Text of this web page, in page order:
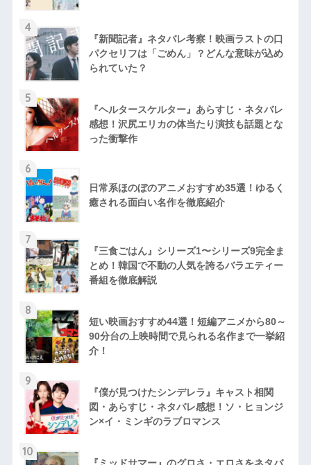
4
『新聞記者』ネタバレ考察！映画ラストの口
パクセリフは「ごめん」？どんな意味が込め
られていた？
5
『ヘルタースケルター』あらすじ・ネタバレ
感想！沢尻エリカの体当たり演技も話題とな
った衝撃作
6
日常系ほのぼのアニメおすすめ35選！ゆるく
癒される面白い名作を徹底紹介
7
『三食ごはん』シリーズ1〜シリーズ9完全ま
とめ！韓国で不動の人気を誇るバラエティー
番組を徹底解説
8
短い映画おすすめ44選！短編アニメから80～
90分台の上映時間で見られる名作まで一挙紹
介！
9
『僕が見つけたシンデレラ』キャスト相関
図・あらすじ・ネタバレ感想！ソ・ヒョンジ
ン×イ・ミンギのラブロマンス
10
『ミッドサマー』のグロさ・エロさをネタバ